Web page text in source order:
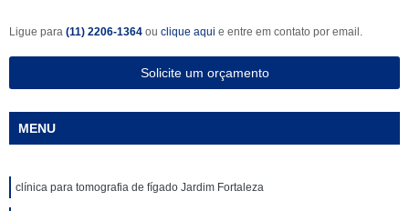
Ligue para (11) 2206-1364 ou clique aqui e entre em contato por email.
Solicite um orçamento
MENU
clínica para tomografia de fígado Jardim Fortaleza